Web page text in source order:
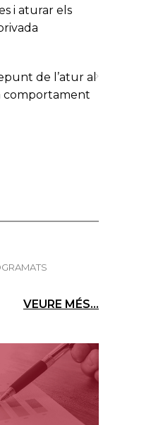
i aturar els
de l’atur al
comportament
VEURE MÉS...